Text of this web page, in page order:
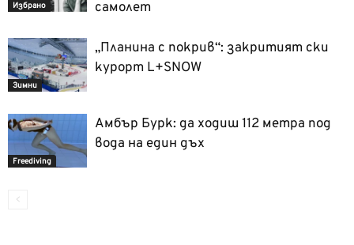
Избрано
самолет
Зимни
„Планина с покрив“: закритият ски
курорт L+SNOW
Freediving
Амбър Бурк: да ходиш 112 метра под
вода на един дъх